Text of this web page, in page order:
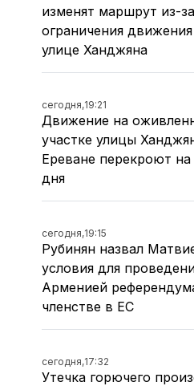
изменят маршрут из-за
ограничения
улице Ханджяна
сегодня,19:21
Движение на
участке улицы
Ереване перекроют
дня
сегодня,19:15
Рубинян назвал
условия для
Арменией
членстве в ЕС
сегодня,17:32
Утечка горючего